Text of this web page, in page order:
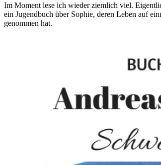
Im Moment lese ich wieder ziemlich viel.
ein Jugendbuch über Sophie, deren Leben auf
genommen hat.